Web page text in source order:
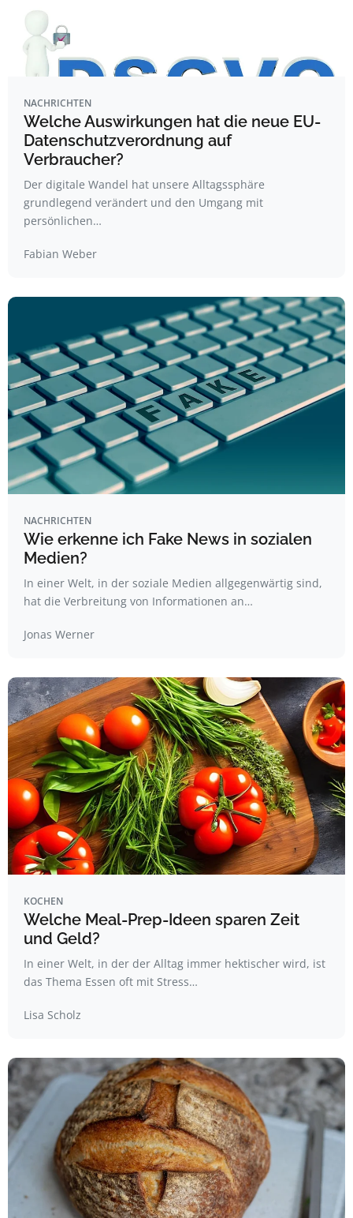
NACHRICHTEN
Welche Auswirkungen hat die neue EU-
Datenschutzverordnung auf
Verbraucher?
Der digitale Wandel hat unsere Alltagssphäre
grundlegend verändert und den Umgang mit
persönlichen…
Fabian Weber
NACHRICHTEN
Wie erkenne ich Fake News in sozialen
Medien?
In einer Welt, in der soziale Medien allgegenwärtig sind,
hat die Verbreitung von Informationen an…
Jonas Werner
KOCHEN
Welche Meal-Prep-Ideen sparen Zeit
und Geld?
In einer Welt, in der der Alltag immer hektischer wird, ist
das Thema Essen oft mit Stress…
Lisa Scholz